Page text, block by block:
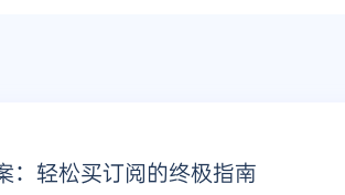
轻松买订阅的终极指南